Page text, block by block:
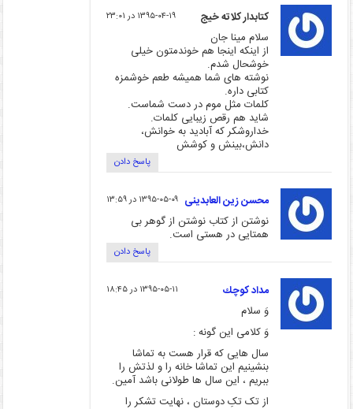
کتابدار کلاته خیج ۱۳۹۵-۰۴-۱۹ در ۲۳:۰۱
سلام مینا جان
از اینکه اینجا هم خوندمتون خیلی
خوشحال شدم.
نوشته های شما همیشه طعم خوشمزه
کتابی داره.
کلمات مثل موم در دست شماست.
شاید هم رقص زیبایی کلمات.
خداروشکر که آبادید به خوانش،
دانش،بینش و کوشش
پاسخ دادن
محسن زین العابدینی ۱۳۹۵-۰۵-۰۹ در ۱۳:۵۹
نوشتن از کتاب نوشتن از گوهر بی
همتایی در هستی است.
پاسخ دادن
مداد كوچك ۱۳۹۵-۰۵-۱۱ در ۱۸:۴۵
وَ سلام
وَ کلامی این گونه :
سال هایی که قرار هست به تماشا
بنشینیم این تماشا خانه را و لذتش را
ببریم ، این سال ها طولانی باشد آمین.
از تک تکِ دوستان ، نهایت تشکر را